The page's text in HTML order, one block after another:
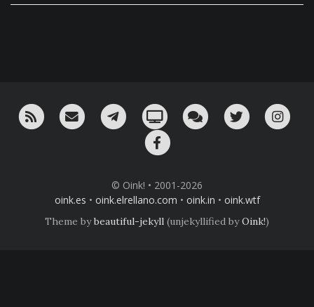
RSS ¡Mándame un email!¡Nuestro canal en Telegram!
Oink! TV Charla con nosotros
Twitter
© Oink! • 2001-2026
oink.es • oink.elrellano.com • oink.in • oink.wtf
Theme bybeautiful-jekyll (unjekyllified byOink!)